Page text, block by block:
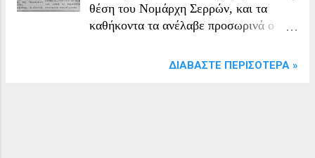
θέση του Νομάρχη Σερρών, και τα
καθήκοντα τα ανέλαβε προσωρινά ο
Ο Ιωάννης Σιμόπουλος οποίος κατείχε
ΔΙΑΒΆΣΤΕ ΠΕΡΙΣΌΤΕΡΑ »